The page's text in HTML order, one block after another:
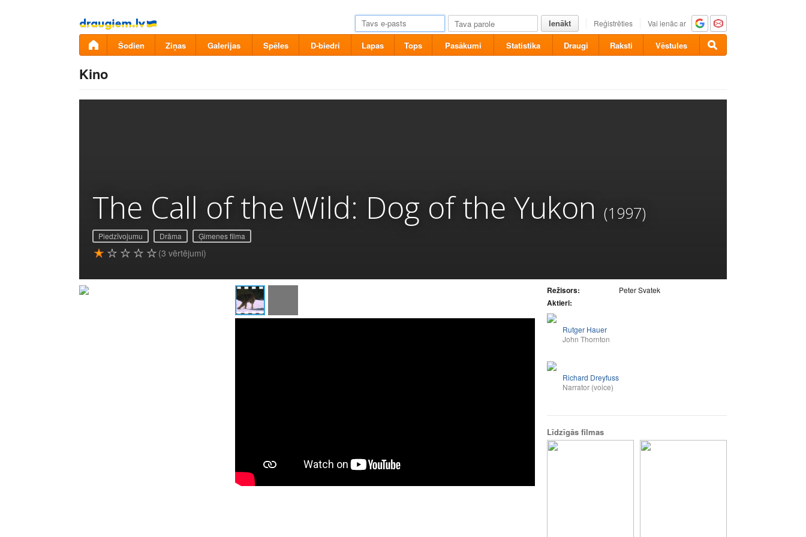
Pāriet
uz
saturu
Ienākt Reģistrēties Vai ienāc ar
Šodien Ziņas Galerijas Spēles D-biedri Lapas Tops Pasākumi Statistika Draugi Raksti Vēstules
Kino
The Call of the Wild: Dog of the Yukon (1997)
Piedzīvojumu Drāma Ģimenes filma
(3 vērtējumi)
Režisors: Peter Svatek
Aktieri:
Rutger Hauer
John Thornton
Richard Dreyfuss
Narrator (voice)
Līdzīgās filmas